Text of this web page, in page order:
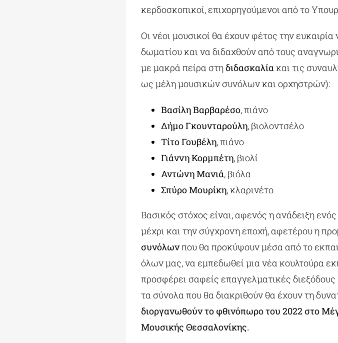
κερδοσκοπικοί, επιχορηγούμενοι από το
Οι νέοι μουσικοί θα έχουν φέτος την
δωματίου και να διδαχθούν από τους
με μακρά πείρα στηδιδασκαλία και τις
ως μέλη μουσικών συνόλων και ορχηστρών):
Βασίλη Βαρβαρέσο, πιάνο
Δήμο Γκουνταρούλη, βιολοντσέλο
Τίτο Γουβέλη, πιάνο
Γιάννη Κορμπέτη, βιολί
Αντώνη Μανιά, βιόλα
Σπύρο Μουρίκη, κλαρινέτο
Βασικός στόχος είναι, αφενός η ανάδειξη
μέχρι και την σύγχρονη εποχή, αφετέρου η
συνόλωνπου θα προκύψουν μέσα από το
όλων μας, να εμπεδωθεί μια νέα κουλτούρα
προσφέρει σαφείς επαγγελματικές
τα σύνολα που θα διακριθούν θα έχουν τη
διοργανωθούν το φθινόπωρο του 2022 στο
Μουσικής Θεσσαλονίκης.